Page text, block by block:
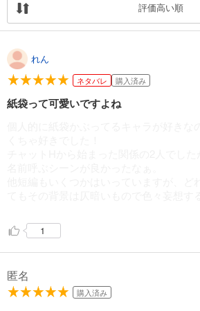
評価高い順
れん
ネタバレ 購入済み
紙袋って可愛いですよね
1
匿名
購入済み